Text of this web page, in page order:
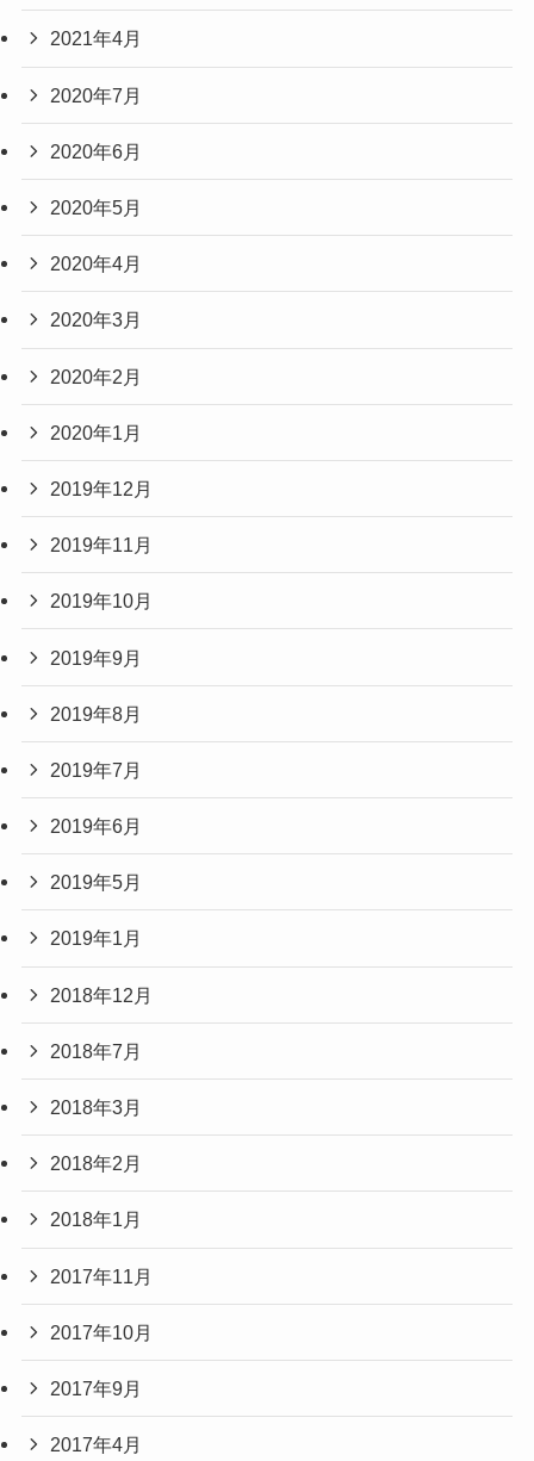
2021年4月
2020年7月
2020年6月
2020年5月
2020年4月
2020年3月
2020年2月
2020年1月
2019年12月
2019年11月
2019年10月
2019年9月
2019年8月
2019年7月
2019年6月
2019年5月
2019年1月
2018年12月
2018年7月
2018年3月
2018年2月
2018年1月
2017年11月
2017年10月
2017年9月
2017年4月